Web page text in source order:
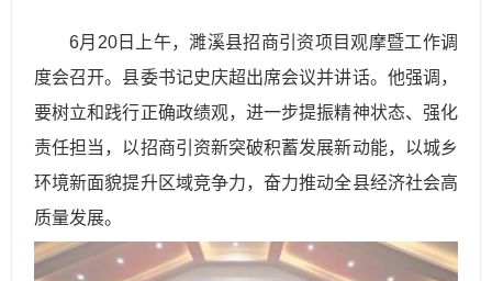
6月20日上午，濉溪县招商引资项目观摩暨工作调
度会召开。县委书记史庆超出席会议并讲话。他强调，
要树立和践行正确政绩观，进一步提振精神状态、强化
责任担当，以招商引资新突破积蓄发展新动能，以城乡
环境新面貌提升区域竞争力，奋力推动全县经济社会高
质量发展。